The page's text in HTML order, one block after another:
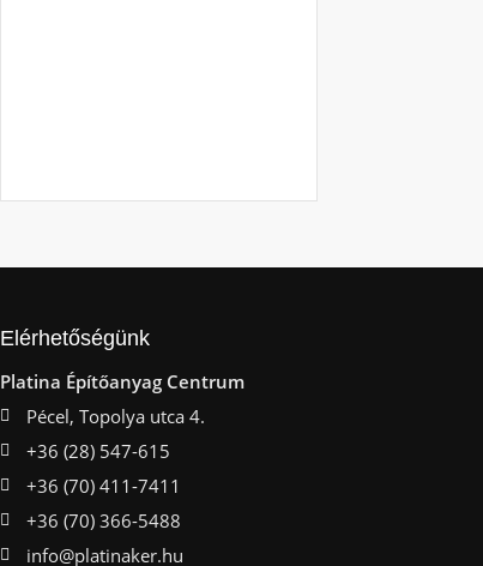
Elérhetőségünk
Platina Építőanyag Centrum
Pécel, Topolya utca 4.
+36 (28) 547-615
+36 (70) 411-7411
+36 (70) 366-5488
info@platinaker.hu